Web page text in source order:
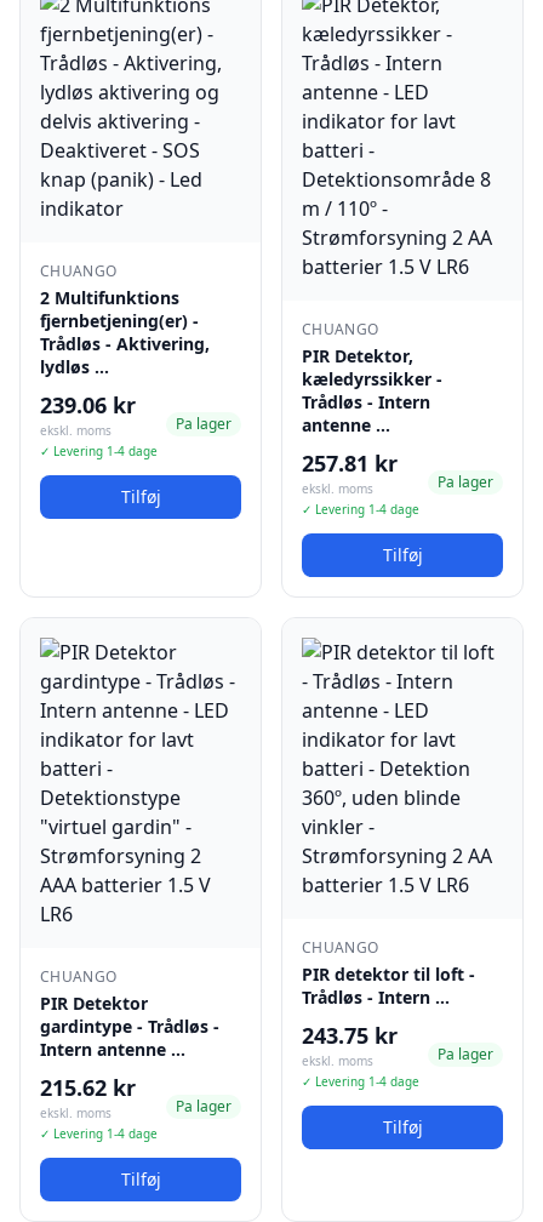
CHUANGO
2 Multifunktions
fjernbetjening(er) -
Trådløs - Aktivering,
lydløs …
239.06 kr
ekskl. moms
✓ Levering 1-4 dage
Pa lager
Tilføj
CHUANGO
PIR Detektor,
kæledyrssikker -
Trådløs - Intern
antenne …
257.81 kr
ekskl. moms
✓ Levering 1-4 dage
Pa lager
Tilføj
CHUANGO
PIR Detektor
gardintype - Trådløs -
Intern antenne …
215.62 kr
ekskl. moms
✓ Levering 1-4 dage
Pa lager
Tilføj
CHUANGO
PIR detektor til loft -
Trådløs - Intern …
243.75 kr
ekskl. moms
✓ Levering 1-4 dage
Pa lager
Tilføj